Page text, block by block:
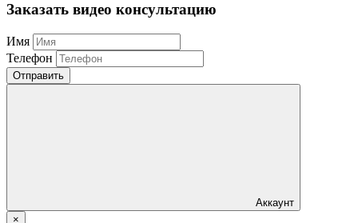
Заказать видео консультацию
Имя
Телефон
Отправить
Аккаунт
×